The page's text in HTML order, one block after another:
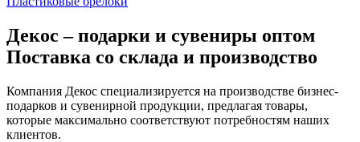
Декос – подарки и сувениры оптом
Поставка со склада и производство
Компания Декос специализируется на производстве бизнес-
подарков и сувенирной продукции, предлагая товары,
которые максимально соответствуют потребностям наших
клиентов.